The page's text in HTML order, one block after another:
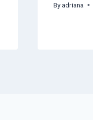
By adriana